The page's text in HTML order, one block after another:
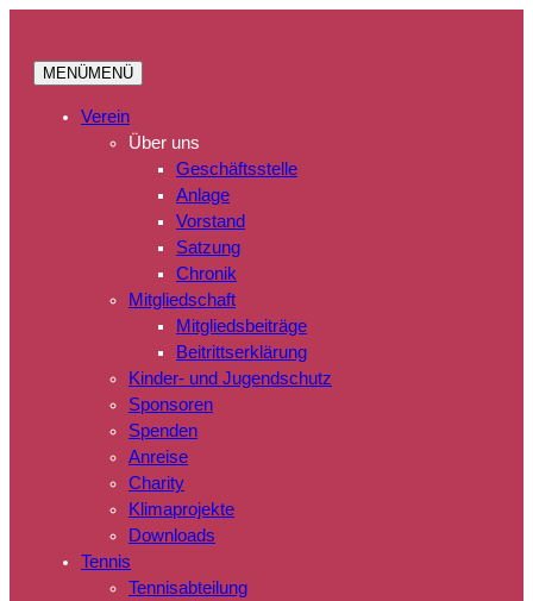
MENÜMENÜ
Verein
Über uns
Geschäftsstelle
Anlage
Vorstand
Satzung
Chronik
Mitgliedschaft
Mitgliedsbeiträge
Beitrittserklärung
Kinder- und Jugendschutz
Sponsoren
Spenden
Anreise
Charity
Klimaprojekte
Downloads
Tennis
Tennisabteilung